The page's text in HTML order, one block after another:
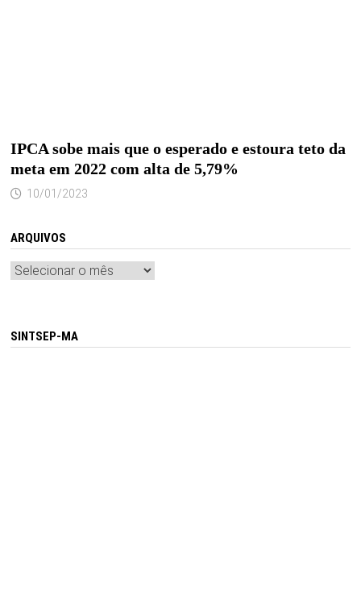
IPCA sobe mais que o esperado e estoura teto da
meta em 2022 com alta de 5,79%
10/01/2023
ARQUIVOS
Arquivos
SINTSEP-MA